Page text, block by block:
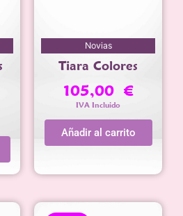
Novias
Tiara Colores
105,00 €
IVA Incluido
Añadir al carrito